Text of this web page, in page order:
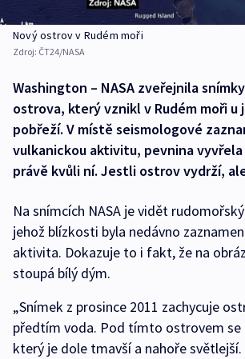
Nový ostrov v Rudém moři
Zdroj: ČT24/NASA
Washington – NASA zveřejnila
ostrova, který vznikl v Rudém moři u
pobřeží. V místě seismologové
vulkanickou aktivitu, pevnina
právě kvůli ní. Jestli ostrov vydrží,
Na snímcích NASA je vidět
jehož blízkosti byla nedávno
aktivita. Dokazuje to i fakt, že na
stoupá bílý dým.
„Snímek z prosince 2011 zachycuje
předtím voda. Pod tímto ostrovem se
který je dole tmavší a nahoře